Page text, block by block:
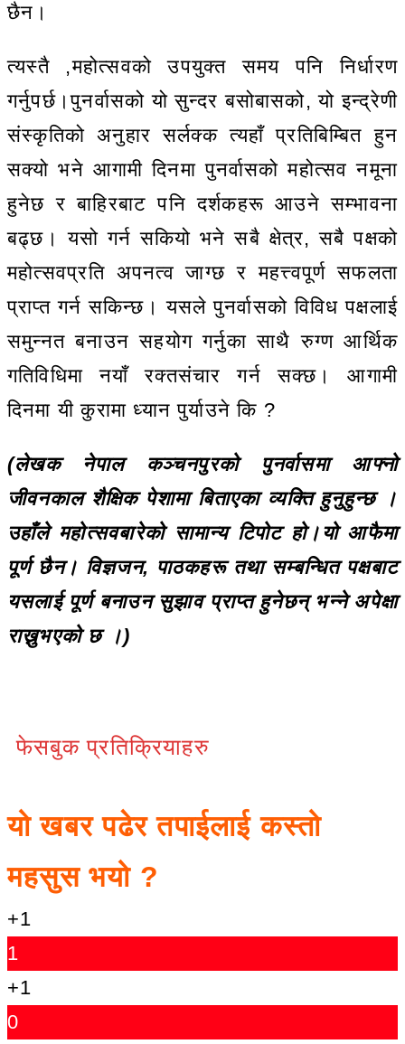
छैन।
त्यस्तै ,महोत्सवको उपयुक्त समय पनि निर्धारण
गर्नुपर्छ।पुनर्वासको यो सुन्दर बसोबासको, यो इन्द्रेणी
संस्कृतिको अनुहार सर्लक्क त्यहाँ प्रतिबिम्बित हुन
सक्यो भने आगामी दिनमा पुनर्वासको महोत्सव नमूना
हुनेछ र बाहिरबाट पनि दर्शकहरू आउने सम्भावना
बढ्छ। यसो गर्न सकियो भने सबै क्षेत्र, सबै पक्षको
महोत्सवप्रति अपनत्व जाग्छ र महत्त्वपूर्ण सफलता
प्राप्त गर्न सकिन्छ। यसले पुनर्वासको विविध पक्षलाई
समुन्नत बनाउन सहयोग गर्नुका साथै रुग्ण आर्थिक
गतिविधिमा नयाँ रक्तसंचार गर्न सक्छ। आगामी
दिनमा यी कुरामा ध्यान पुर्याउने कि ?
(लेखक नेपाल कञ्चनपुरको पुनर्वासमा आफ्नो
जीवनकाल शैक्षिक पेशामा बिताएका व्यक्ति हुनुहुन्छ ।
उहाँले महोत्सवबारेको सामान्य टिपोट हो।यो आफैमा
पूर्ण छैन। विज्ञजन, पाठकहरू तथा सम्बन्धित पक्षबाट
यसलाई पूर्ण बनाउन सुझाव प्राप्त हुनेछन् भन्ने अपेक्षा
राख्नुभएको छ ।)
फेसबुक प्रतिक्रियाहरु
यो खबर पढेर तपाईलाई कस्तो
महसुस भयो ?
+1
1
+1
0